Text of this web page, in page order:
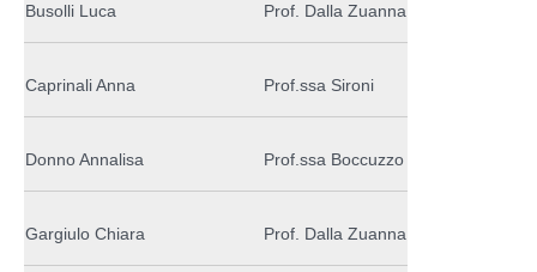
Busolli Luca Prof. Dalla Zuanna
Caprinali Anna Prof.ssa Sironi
Donno Annalisa Prof.ssa Boccuzzo
Gargiulo Chiara Prof. Dalla Zuanna